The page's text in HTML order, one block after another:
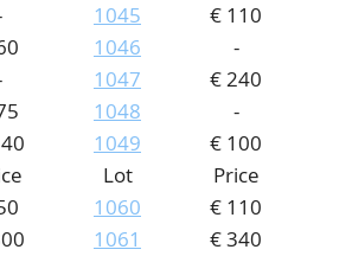
1045
€ 110
1046
-
1047
€ 240
1048
-
1049
€ 100
Lot
Price
1060
€ 110
1061
€ 340